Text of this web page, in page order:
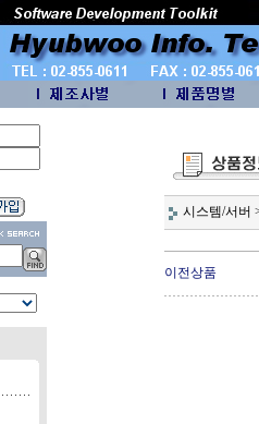
시스템/서버
이전상품